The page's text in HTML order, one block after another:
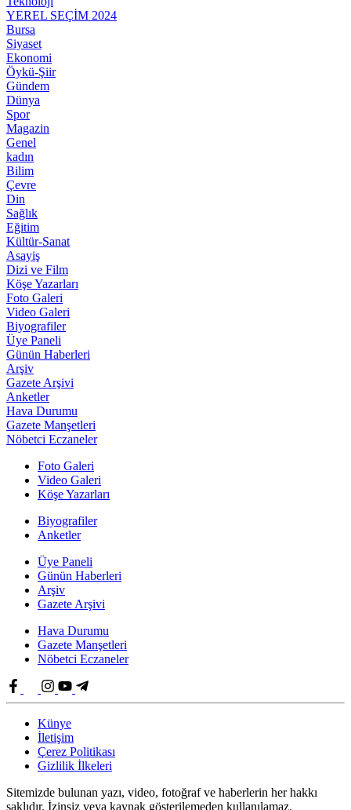
YEREL SEÇİM 2024
Bursa
Siyaset
Ekonomi
Öykü-Şiir
Gündem
Dünya
Spor
Magazin
Genel
kadın
Bilim
Çevre
Din
Sağlık
Eğitim
Kültür-Sanat
Asayiş
Dizi ve Film
Köşe Yazarları
Foto Galeri
Video Galeri
Biyografiler
Üye Paneli
Günün Haberleri
Arşiv
Gazete Arşivi
Anketler
Hava Durumu
Gazete Manşetleri
Nöbetci Eczaneler
Foto Galeri
Video Galeri
Köşe Yazarları
Biyografiler
Anketler
Üye Paneli
Günün Haberleri
Arşiv
Gazete Arşivi
Hava Durumu
Gazete Manşetleri
Nöbetci Eczaneler
Künye
İletişim
Çerez Politikası
Gizlilik İlkeleri
Sitemizde bulunan yazı, video, fotoğraf ve haberlerin her hakkı
saklıdır. İzinsiz veya kaynak gösterilemeden kullanılamaz.